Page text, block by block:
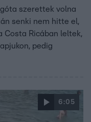
szerettek volna
senki nem hitte el,
Costa Ricában leltek,
pedig
6:05